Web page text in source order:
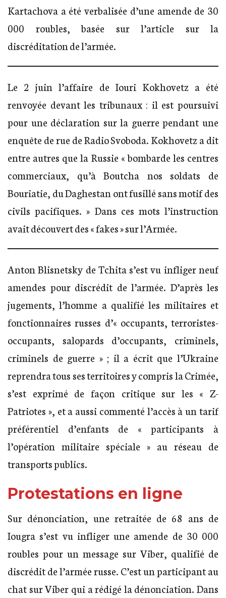
Kartachova a été verbalisée d’une amende de 30
000 roubles, basée sur l’article sur la
discréditation de l’armée.
Le 2 juin l’affaire de Iouri Kokhovetz a été
renvoyée devant les tribunaux : il est poursuivi
pour une déclaration sur la guerre pendant une
enquête de rue de Radio Svoboda. Kokhovetz a dit
entre autres que la Russie « bombarde les centres
commerciaux, qu’à Boutcha nos soldats de
Bouriatie, du Daghestan ont fusillé sans motif des
civils pacifiques. » Dans ces mots l’instruction
avait découvert des « fakes » sur l’Armée.
Anton Blisnetsky de Tchita s’est vu infliger neuf
amendes pour discrédit de l’armée. D’après les
jugements, l’homme a qualifié les militaires et
fonctionnaires russes d’« occupants, terroristes-
occupants, salopards d’occupants, criminels,
criminels de guerre » ; il a écrit que l’Ukraine
reprendra tous ses territoires y compris la Crimée,
s’est exprimé de façon critique sur les « Z-
Patriotes », et a aussi commenté l’accès à un tarif
préférentiel d’enfants de « participants à
l’opération militaire spéciale » au réseau de
transports publics.
Protestations en ligne
Sur dénonciation, une retraitée de 68 ans de
Iougra s’est vu infliger une amende de 30 000
roubles pour un message sur Viber, qualifié de
discrédit de l’armée russe. C’est un participant au
chat sur Viber qui a rédigé la dénonciation. Dans